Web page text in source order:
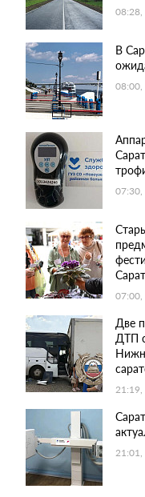
08:28,
В
08:00,
07:30,
07:00,
Две
ДТП
21:19,
21:01,